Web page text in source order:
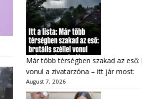
Már több térségben szakad az eső:
vonul a zivatarzóna – itt jár most:
August 7, 2026